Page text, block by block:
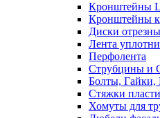
Кронштейны
Кронштейны к
Диски
Лента
Перфолента
Струбцины и
Болты,
Стяжки
Хомуты для